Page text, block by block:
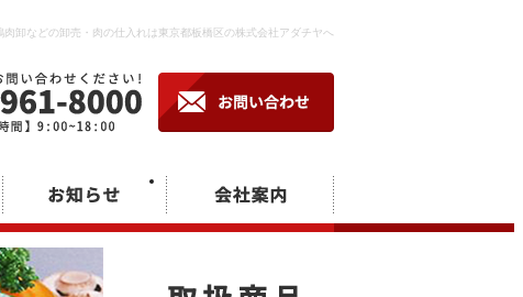
などの卸売・肉の仕入れは東京都板橋区の株式会社アダチヤへ